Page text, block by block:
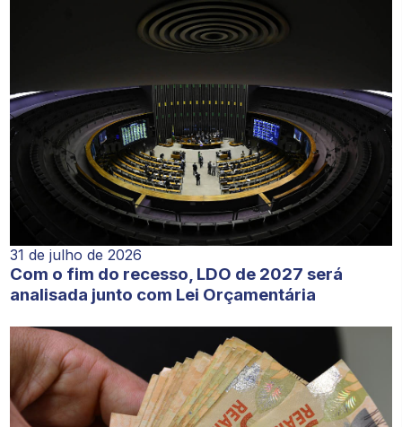
31 de julho de 2026
Com o fim do recesso, LDO de 2027 será
analisada junto com Lei Orçamentária